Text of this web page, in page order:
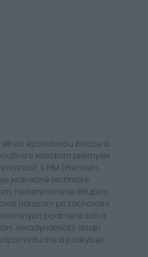
epoxidovou živicou a
v leteckom priemysle
S PIM (Premium
jedinečné technické
na laminovanie škrupiny.
nárazom pri zachovaní
podmienkach a
Aerodynamický dizajn
vzduchu a poskytuje